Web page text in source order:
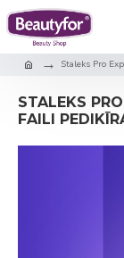
Staleks Pro
STALEKS
FAILI